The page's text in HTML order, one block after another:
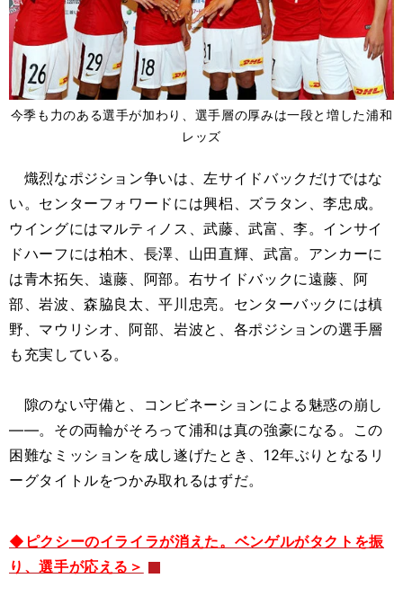
今季も力のある選手が加わり、選手層の厚みは一段と増した浦和
レッズ
熾烈なポジション争いは、左サイドバックだけではな
い。センターフォワードには興梠、ズラタン、李忠成。
ウイングにはマルティノス、武藤、武富、李。インサイ
ドハーフには柏木、長澤、山田直輝、武富。アンカーに
は青木拓矢、遠藤、阿部。右サイドバックに遠藤、阿
部、岩波、森脇良太、平川忠亮。センターバックには槙
野、マウリシオ、阿部、岩波と、各ポジションの選手層
も充実している。
隙のない守備と、コンビネーションによる魅惑の崩し
――。その両輪がそろって浦和は真の強豪になる。この
困難なミッションを成し遂げたとき、12年ぶりとなるリ
ーグタイトルをつかみ取れるはずだ。
◆ピクシーのイライラが消えた。ベンゲルがタクトを振
り、選手が応える＞